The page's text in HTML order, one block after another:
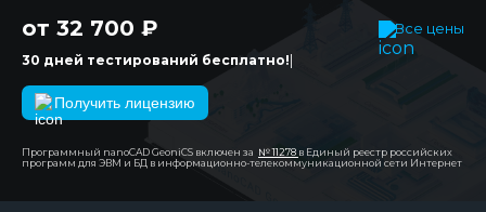
от 32 700 ₽ Все цены
30 дней тестирований бесплатно!|
Получить лицензию
Программный nanoCAD GeoniCS включен за № 11278 в Единый реестр российских
программ для ЭВМ и БД в информационно-телекоммуникационной сети Интернет